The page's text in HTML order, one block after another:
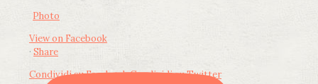
Photo
View on Facebook
· Share
Condividi su FacebookCondividi su Twitter